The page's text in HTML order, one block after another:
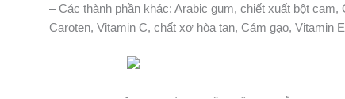
– Các thành phần khác: Arabic gum, chiết xuất bột
Caroten, Vitamin C, chất xơ hòa tan, Cám gạo, Vitamin